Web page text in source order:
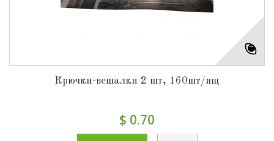
Крючки-вешалки 2 шт, 160шт/ящ
$ 0.70